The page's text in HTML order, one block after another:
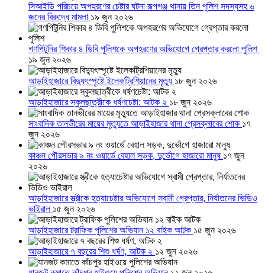
সিআইডি পরিচয়ে অপহরণের চেষ্টার ঘটনা রূপগঞ্জ থানায় তিন পুলিশ সদস্যসহ ৬
জনের বিরুদ্ধে মামলা ১৯ জুন ২০২৬
গণপিটুনির শিকার ৪ ডিবি পুলিশকে অপহরণের অভিযোগে গ্রেপ্তার করলো পুলিশ
১৯ জুন ২০২৬
আড়াইহাজারে বিদ্যুৎস্পৃষ্টে ইলেকট্রিশিয়ানের মৃত্যু ১৮ জুন ২০২৬
আড়াইহাজারে স্কুলছাত্রীকে ধর্ষণচেষ্টা: আটক ২ ১৮ জুন ২০২৬
সাংবাদিক তানভীরের মায়ের মৃত্যুতে আড়াইহাজার থানা প্রেসক্লাবের শোক ১৭
জুন ২০২৬
কাঞ্চন পৌরসভার ৯ নং ওয়ার্ডে বেহাল সড়ক, দুর্ভোগে হাজারো মানুষ ১৭ জুন
২০২৬
আড়াইহাজারে স্ত্রীকে হত্যাচেষ্টার অভিযোগে স্বামী গ্রেপ্তার, নির্যাতনের ভিডিও
ভাইরাল ১৫ জুন ২০২৬
আড়াইহাজারে ট্রাফিক পুলিশের অভিযান ১২ বাইক আটক ১৫ জুন ২০২৬
আড়াইহাজারে ৭ বছরের শিশু ধর্ষণ, আটক ২ ১২ জুন ২০২৬